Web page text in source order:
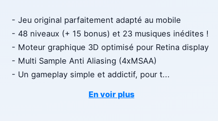
- Jeu original parfaitement adapté au mobile
- 48 niveaux (+ 15 bonus) et 23 musiques inédites !
- Moteur graphique 3D optimisé pour Retina display
- Multi Sample Anti Aliasing (4xMSAA)
- Un gameplay simple et addictif, pour t...
En voir plus